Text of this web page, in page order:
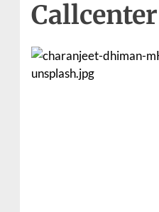
Callcenter